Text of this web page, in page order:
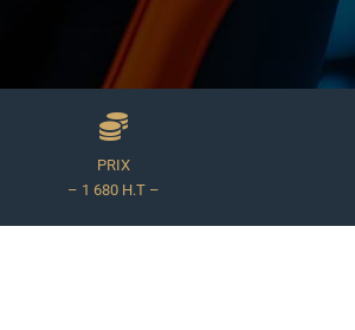
PRIX
– 1 680 H.T –